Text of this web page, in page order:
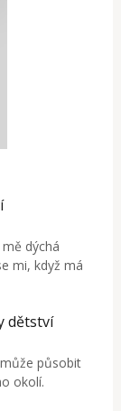
dýchá
mi, když má
dětství
působit
okolí.